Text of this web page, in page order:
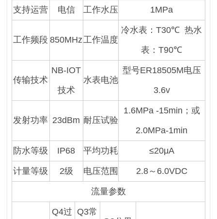
支持运营 电信 工作水压 1MPa
工作频段 850MHz 工作温度
冷水表：T30℃ 热水
表：T90℃
传输技术
NB-IOT
技术
水表电池
型号ER18505M电压
3.6v
发射功率 23dBm 耐压试验
1.6MPa -15min；或
2.0MPa-1min
防水等级 IP68 平均功耗 ≤20μA
计量等级 2级 电压范围 2.8～6.0VDC
流量参数
Q4过 Q3常